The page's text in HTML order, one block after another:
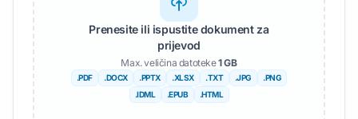
Prenesite ili ispustite dokument za
prijevod
Max. veličina datoteke1 GB
.PDF .DOCX .PPTX .XLSX .TXT .JPG
.PNG
.IDML
.EPUB .HTML